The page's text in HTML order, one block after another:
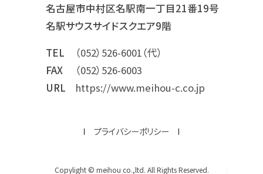
名古屋市中村区名駅南一丁目21番19号
名駅サウスサイドスクエア9階
TEL
（052）526-6001（代）
FAX
（052）526-6003
URL
https://www.meihou-c.co.jp
プライバシーポリシー
Copylight © meihou co.,ltd. All Rights Reserved.